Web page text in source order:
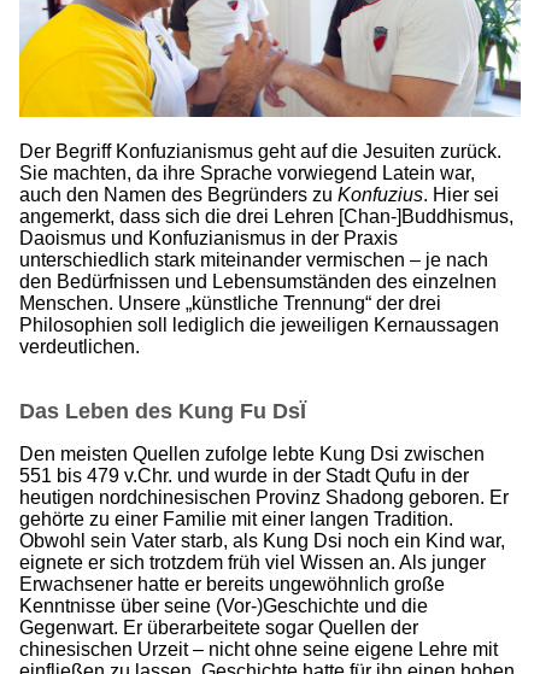
Der Begriff Konfuzianismus geht auf die Jesuiten zurück.
Sie machten, da ihre Sprache vorwiegend Latein war,
auch den Namen des Begründers zu Konfuzius. Hier sei
angemerkt, dass sich die drei Lehren [Chan-]Buddhismus,
Daoismus und Konfuzianismus in der Praxis
unterschiedlich stark miteinander vermischen – je nach
den Bedürfnissen und Lebensumständen des einzelnen
Menschen. Unsere „künstliche Trennung“ der drei
Philosophien soll lediglich die jeweiligen Kernaussagen
verdeutlichen.
Das Leben des Kung Fu DsΪ
Den meisten Quellen zufolge lebte Kung Dsi zwischen
551 bis 479 v.Chr. und wurde in der Stadt Qufu in der
heutigen nordchinesischen Provinz Shadong geboren. Er
gehörte zu einer Familie mit einer langen Tradition.
Obwohl sein Vater starb, als Kung Dsi noch ein Kind war,
eignete er sich trotzdem früh viel Wissen an. Als junger
Erwachsener hatte er bereits ungewöhnlich große
Kenntnisse über seine (Vor-)Geschichte und die
Gegenwart. Er überarbeitete sogar Quellen der
chinesischen Urzeit – nicht ohne seine eigene Lehre mit